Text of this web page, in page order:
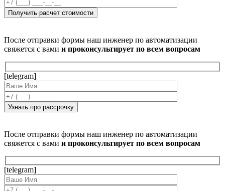
После отправки формы наш инженер по автоматизации
свяжется с вами и проконсультирует по всем вопросам
[telegram]
После отправки формы наш инженер по автоматизации
свяжется с вами и проконсультирует по всем вопросам
[telegram]